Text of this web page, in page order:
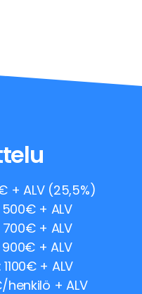
+ ALV (25,5%)
+ ALV
+ ALV
+ ALV
+ ALV
henkilö + ALV